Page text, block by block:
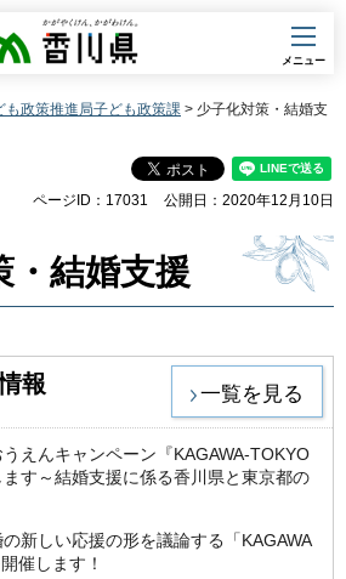
香川県
メニュー
も政策推進局子ども政策課 > 少子化対策・結婚支
ページID：17031 公開日：2020年12月10日
・結婚支援
報 一覧を見る
えんキャンペーン『KAGAWA-TOKYO
す～結婚支援に係る香川県と東京都の
新しい応援の形を議論する「KAGAWA
催します！